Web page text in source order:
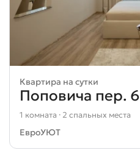
Квартира на сутки
Поповича пер. 6
1 комната · 2 спальных места
ЕвроУЮТ